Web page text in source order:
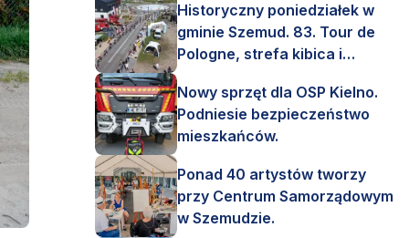
Historyczny poniedziałek w
gminie Szemud. 83. Tour de
Pologne, strefa kibica i
Nowy sprzęt dla OSP Kielno.
Podniesie bezpieczeństwo
mieszkańców.
Ponad 40 artystów tworzy
przy Centrum Samorządowym
w Szemudzie.